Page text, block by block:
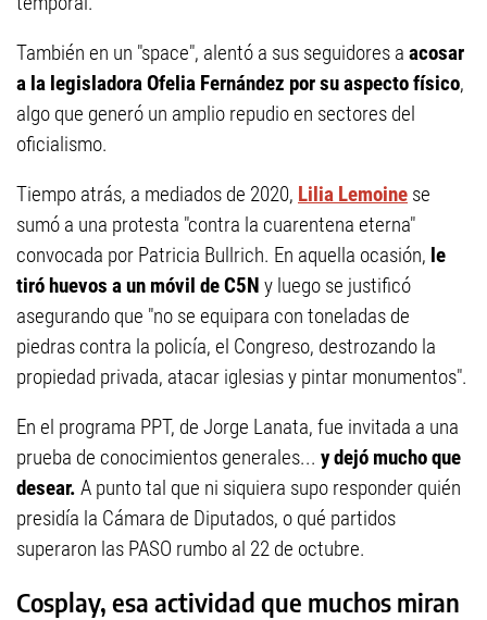
También en un "space", alentó a sus seguidores a acosar
a la legisladora Ofelia Fernández por su aspecto físico,
algo que generó un amplio repudio en sectores del
oficialismo.
Tiempo atrás, a mediados de 2020, Lilia Lemoine se
sumó a una protesta "contra la cuarentena eterna"
convocada por Patricia Bullrich. En aquella ocasión, le
tiró huevos a un móvil de C5N y luego se justificó
asegurando que "no se equipara con toneladas de
piedras contra la policía, el Congreso, destrozando la
propiedad privada, atacar iglesias y pintar monumentos".
En el programa PPT, de Jorge Lanata, fue invitada a una
prueba de conocimientos generales... y dejó mucho que
desear. A punto tal que ni siquiera supo responder quién
presidía la Cámara de Diputados, o qué partidos
superaron las PASO rumbo al 22 de octubre.
Cosplay, esa actividad que muchos miran